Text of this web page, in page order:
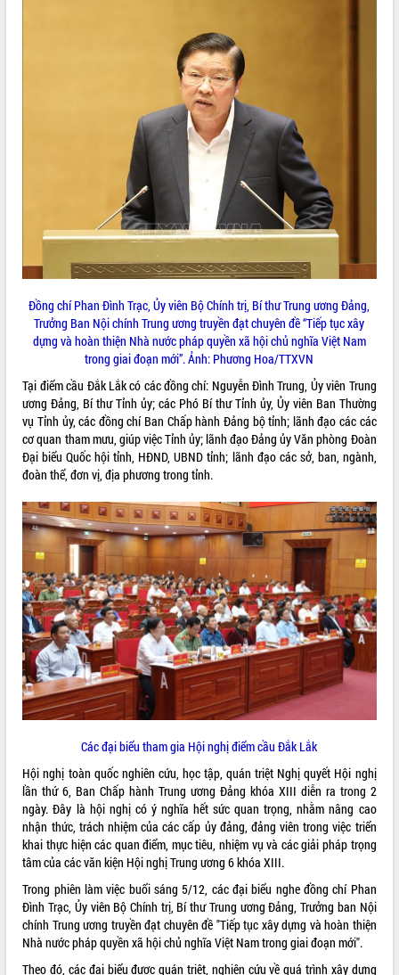
Khám bệnh, cấp phát thuốc miễn phí
và tặng quà người dân xã Cư Pui
Hội nghị UBND tỉnh Đắk Lắk thường kỳ
tháng 7/2026
Lễ truy tặng danh hiệu “Bà Mẹ Việt
Nam Anh hùng” và trao Huân chương
Lao động
UBND tỉnh Đắk Lắk triển khai nhiệm
vụ 6 tháng cuối năm 2026
Kỳ họp thứ Hai, Hội đồng nhân dân
tỉnh khóa XI quyết nghị nhiều nội dung
Bí thư Tỉnh ủy Lương Nguyễn Minh
Triết thăm, tặng quà người có công với
cách mạng
Rà soát, hoàn thiện hệ thống thiết chế
văn hóa, thể thao đáp ứng yêu cầu
phát triển mới
Thường trực HĐND tỉnh Đắk Lắk gặp
mặt Đoàn chuyên gia y tế TP. Hồ Chí
Minh
Lễ truy điệu và an táng hài cốt liệt sĩ
tại Nghĩa trang Liệt sĩ xã Sơn Hòa
xuất khẩu sầu riêng và triển khai quy
định EUDR
Thứ trưởng Bộ Nông nghiệp và Môi
trường Nguyễn Hoàng Hiệp khảo sát
vùng trồng và doanh nghiệp đóng gói
sầu riêng tại Đắk Lắk
Trình diễn nghệ thuật chế biến các
món ăn từ sầu riêng
Đắk Lắk công bố Quy hoạch và xúc
tiến đầu tư tỉnh
Ngành cá ngừ Đắk Lắk chủ động thích
ứng để giữ vững thị trường xuất khẩu
ALBUM ẢNH
LIÊN KẾT WEB
THỐNG KÊ TRUY CẬP
Hôm nay: 31450
Đồng chí Phan Đình Trạc, Ủy viên Bộ Chính trị, Bí thư Trung ương Đảng,
Trưởng Ban Nội chính Trung ương truyền đạt chuyên đề “Tiếp tục xây
dựng và hoàn thiện Nhà nước pháp quyền xã hội chủ nghĩa Việt Nam
trong giai đoạn mới”. Ảnh: Phương Hoa/TTXVN
Tại điểm cầu Đắk Lắk có các đồng chí: Nguyễn Đình Trung, Ủy viên Trung
ương Đảng, Bí thư Tỉnh ủy; các Phó Bí thư Tỉnh ủy, Ủy viên Ban Thường
vụ Tỉnh ủy, các đồng chí Ban Chấp hành Đảng bộ tỉnh; lãnh đạo các các
cơ quan tham mưu, giúp việc Tỉnh ủy; lãnh đạo Đảng ủy Văn phòng Đoàn
Đại biểu Quốc hội tỉnh, HĐND, UBND tỉnh; lãnh đạo các sở, ban, ngành,
đoàn thể, đơn vị, địa phương trong tỉnh.
Các đại biểu tham gia Hội nghị điểm cầu Đắk Lắk
Hội nghị toàn quốc nghiên cứu, học tập, quán triệt Nghị quyết Hội nghị
lần thứ 6, Ban Chấp hành Trung ương Đảng khóa XIII diễn ra trong 2
ngày. Đây là hội nghị có ý nghĩa hết sức quan trọng, nhằm nâng cao
nhận thức, trách nhiệm của các cấp ủy đảng, đảng viên trong việc triển
khai thực hiện các quan điểm, mục tiêu, nhiệm vụ và các giải pháp trọng
tâm của các văn kiện Hội nghị Trung ương 6 khóa XIII.
Trong phiên làm việc buổi sáng 5/12, các đại biểu nghe đồng chí Phan
Đình Trạc, Ủy viên Bộ Chính trị, Bí thư Trung ương Đảng, Trưởng ban Nội
chính Trung ương truyền đạt chuyên đề "Tiếp tục xây dựng và hoàn thiện
Nhà nước pháp quyền xã hội chủ nghĩa Việt Nam trong giai đoạn mới".
Theo đó, các đại biểu được quán triệt, nghiên cứu về quá trình xây dựng